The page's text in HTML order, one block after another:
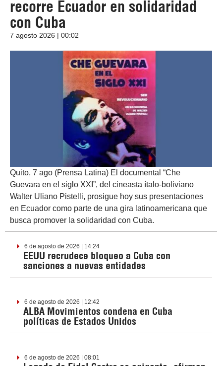
recorre Ecuador en solidaridad
con Cuba
7 agosto 2026 | 00:02
Quito, 7 ago (Prensa Latina) El documental “Che
Guevara en el siglo XXI”, del cineasta ítalo-boliviano
Walter Uliano Pistelli, prosigue hoy sus presentaciones
en Ecuador como parte de una gira latinoamericana que
busca promover la solidaridad con Cuba.
6 de agosto de 2026 | 14:24
EEUU recrudece bloqueo a Cuba con
sanciones a nuevas entidades
6 de agosto de 2026 | 12:42
ALBA Movimientos condena en Cuba
políticas de Estados Unidos
6 de agosto de 2026 | 08:01